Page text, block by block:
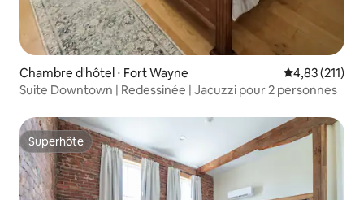
Chambre d'hôtel ⋅ Fort Wayne Évaluation
4,83 (211)
Suite Downtown | Redessinée | Jacuzzi pour 2 personnes
Superhôte
Superhôte